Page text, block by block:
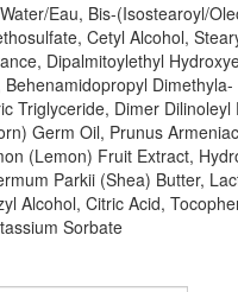
Eau, Bis-(Isostearoyl/
Cetyl Alcohol,
Dipalmitoylethyl
Dimethyla-
Triglyceride, Dimer Dilinoleyl
Germ Oil, Prunus
(Lemon) Fruit Extract,
Parkii (Shea) Butter,
Alcohol, Citric Acid,
Sorbate